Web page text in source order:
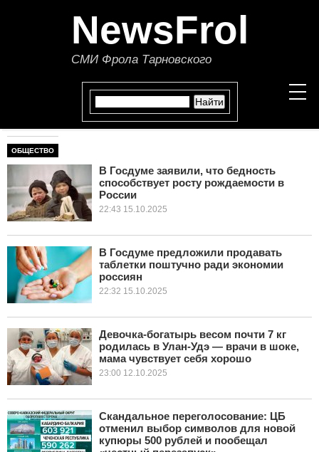
NewsFrol
СМИ Фрола Тарновского
СТАТЬИ
ЭКОНОМИКА
В МИРЕ
ОБЩЕСТВО
КУЛЬТУРА
НАУКА
ШОУ-БИЗНЕС
ОБЩЕСТВО
В Госдуме заявили, что бедность
способствует росту рождаемости в
России
22:43 15.10.2025
В Госдуме предложили продавать
таблетки поштучно ради экономии
россиян
22:32 15.10.2025
Девочка-богатырь весом почти 7 кг
родилась в Улан-Удэ — врачи в шоке,
мама чувствует себя хорошо
23:00 12.10.2025
Скандальное переголосование: ЦБ
отменил выбор символов для новой
купюры 500 рублей и пообещал